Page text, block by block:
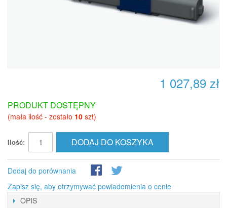
1 027,89 zł
PRODUKT DOSTĘPNY
(mała ilość - zostało 10 szt)
Ilość: DODAJ DO KOSZYKA
Dodaj do porównania
Zapisz się, aby otrzymywać powiadomienia o cenie
OPIS